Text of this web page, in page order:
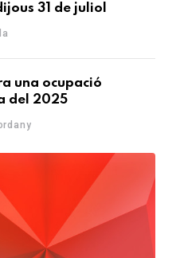
31 de juliol
una ocupació
del 2025